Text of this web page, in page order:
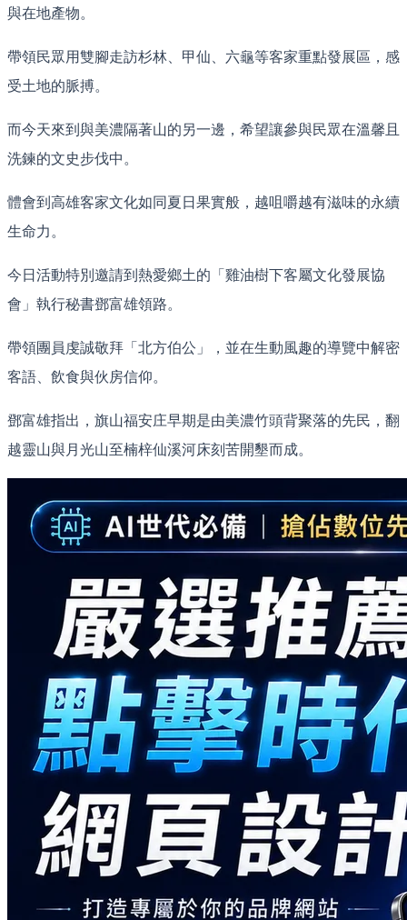
與在地產物。
帶領民眾用雙腳走訪杉林、甲仙、六龜等客家重點發展區，感
受土地的脈搏。
而今天來到與美濃隔著山的另一邊，希望讓參與民眾在溫馨且
洗鍊的文史步伐中。
體會到高雄客家文化如同夏日果實般，越咀嚼越有滋味的永續
生命力。
今日活動特別邀請到熱愛鄉土的「雞油樹下客屬文化發展協
會」執行秘書鄧富雄領路。
帶領團員虔誠敬拜「北方伯公」，並在生動風趣的導覽中解密
客語、飲食與伙房信仰。
鄧富雄指出，旗山福安庄早期是由美濃竹頭背聚落的先民，翻
越靈山與月光山至楠梓仙溪河床刻苦開墾而成。